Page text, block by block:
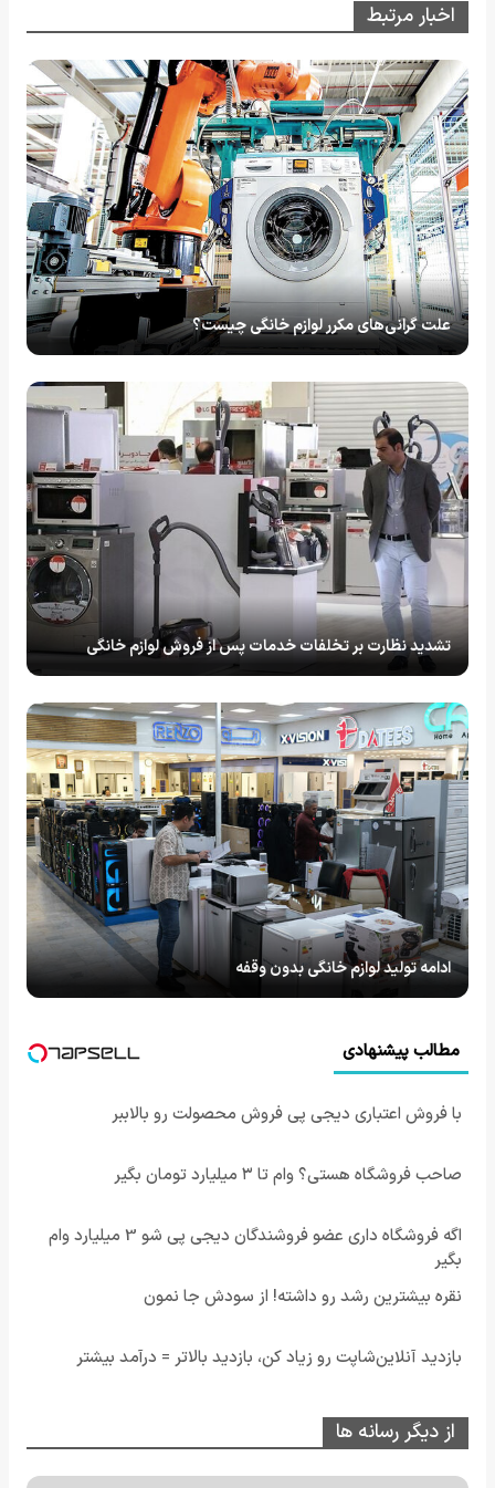
اخبار مرتبط
علت گرانی‌های مکرر لوازم خانگی چیست؟
تشدید نظارت بر تخلفات خدمات پس از فروش لوازم خانگی
ادامه تولید لوازم خانگی بدون وقفه
مطالب پیشنهادی
با فروش اعتباری دیجی پی فروش محصولت رو بالاببر
صاحب فروشگاه هستی؟ وام تا ۳ میلیارد تومان بگیر
اگه فروشگاه داری عضو فروشندگان دیجی پی شو 3 میلیارد وام
بگیر
نقره بیشترین رشد رو داشته! از سودش جا نمون
بازدید آنلاین‌شاپت رو زیاد کن، بازدید بالاتر = درآمد بیشتر
از دیگر رسانه ها